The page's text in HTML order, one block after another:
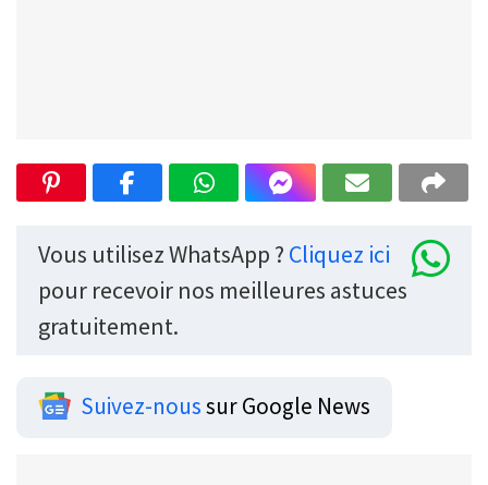
Vous utilisez WhatsApp ? Cliquez ici
pour recevoir nos meilleures astuces
gratuitement.
Suivez-noussur Google News